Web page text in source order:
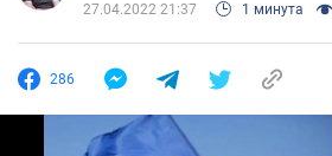
27.04.2022 21:37 1 минута
286